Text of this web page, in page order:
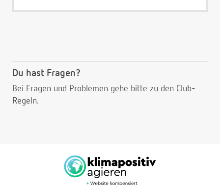
Du hast Fragen?
Bei Fragen und Problemen gehe bitte zu den Club-
Regeln.